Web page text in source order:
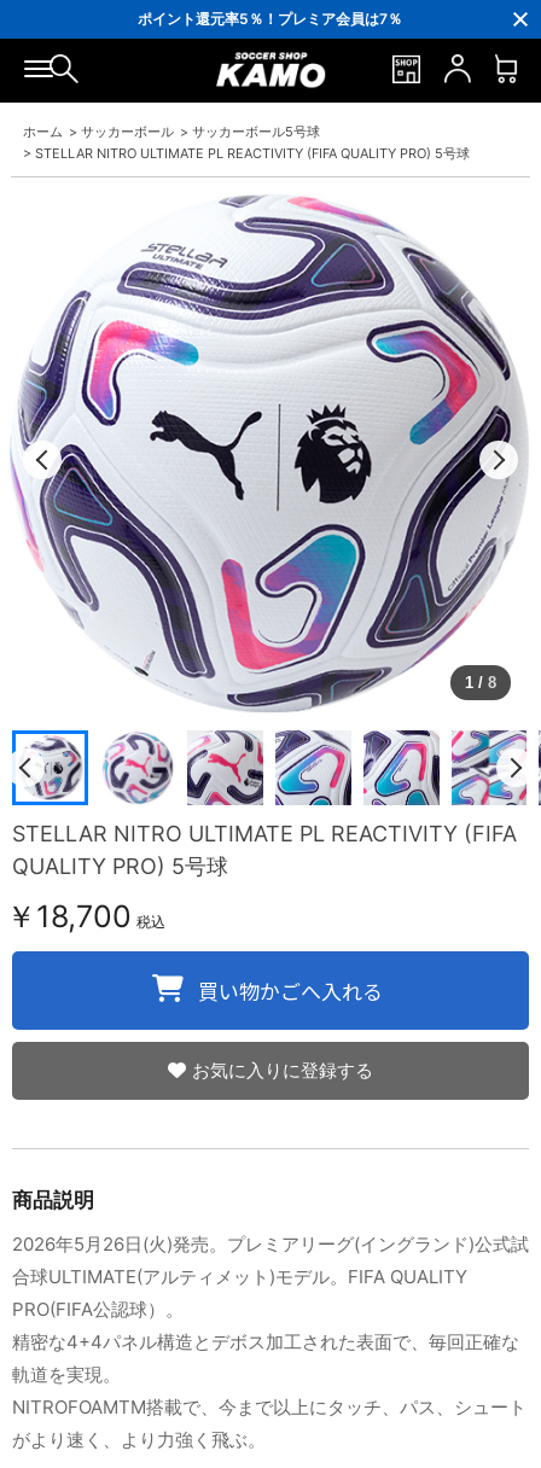
ポイント還元率5％！プレミア会員は7％
会員の方にはお誕生月に「10％OFFクーポン」プレゼント！
16,000円(税込)以上でシューズケースプレゼント！
3,300円(税込)以上で送料無料！
ホーム > サッカーボール > サッカーボール5号球
> STELLAR NITRO ULTIMATE PL REACTIVITY (FIFA QUALITY PRO) 5号球
1 / 8
STELLAR NITRO ULTIMATE PL REACTIVITY (FIFA
QUALITY PRO) 5号球
￥18,700 税込
お気に入りに登録する
商品説明
2026年5月26日(火)発売。プレミアリーグ(イングランド)公式試
合球ULTIMATE(アルティメット)モデル。FIFA QUALITY
PRO(FIFA公認球）。
精密な4+4パネル構造とデボス加工された表面で、毎回正確な
軌道を実現。
NITROFOAMTM搭載で、今まで以上にタッチ、パス、シュート
がより速く、より力強く飛ぶ。